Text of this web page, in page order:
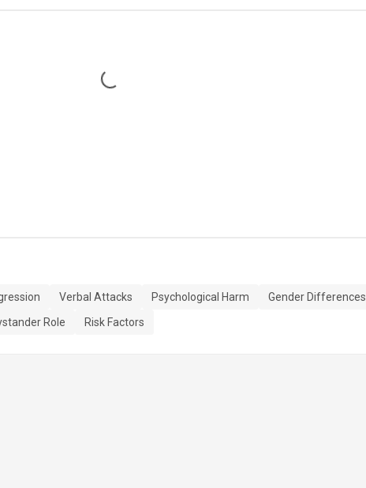
Loading...
Verbal Attacks Psychological Harm
Gender Differences
Role Risk Factors